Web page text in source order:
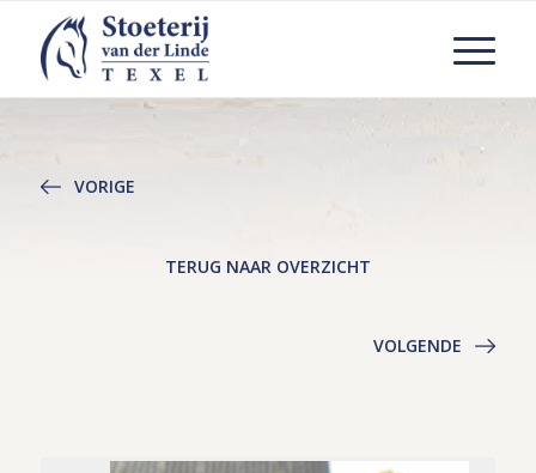
VORIGE
TERUG NAAR OVERZICHT
VOLGENDE